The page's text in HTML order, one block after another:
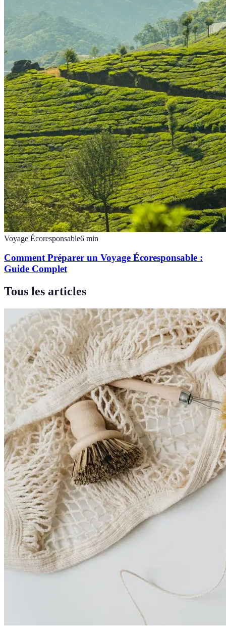
Voyage Écoresponsable6 min
Comment Préparer un Voyage Écoresponsable :
Guide Complet
Tous les articles